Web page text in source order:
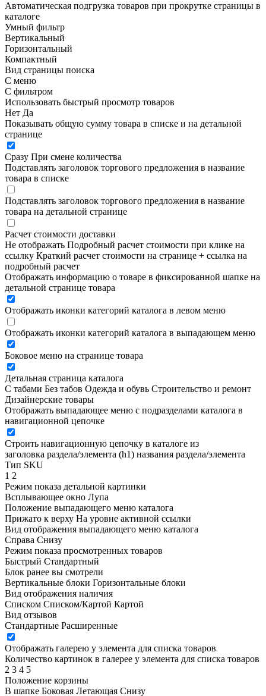
Автоматическая подгрузка товаров при прокрутке страницы в
каталоге
Умный фильтр
Вертикальный
Горизонтальный
Компактный
Вид страницы поиска
С меню
С фильтром
Использовать быстрый просмотр товаров
Нет Да
Показывать общую сумму товара в списке и на детальной
странице
Сразу При смене количества
Подставлять заголовок торгового предложения в название
товара в списке
Подставлять заголовок торгового предложения в название
товара на детальной странице
Расчет стоимости доставки
Не отображать Подробный расчет стоимости при клике на
ссылку Краткий расчет стоимости на странице + ссылка на
подробный расчет
Отображать информацию о товаре в фиксированной шапке на
детальной странице товара
Отображать иконки категорий каталога в левом меню
Отображать иконки категорий каталога в выпадающем меню
Боковое меню на странице товара
Детальная страница каталога
С табами Без табов Одежда и обувь Строительство и ремонт
Дизайнерские товары
Отображать выпадающее меню с подразделами каталога в
навигационной цепочке
Строить навигационную цепочку в каталоге из
заголовка раздела/элемента (h1) названия раздела/элемента
Тип SKU
1 2
Режим показа детальной картинки
Всплывающее окно Лупа
Положение выпадающего меню каталога
Прижато к верху На уровне активной ссылки
Вид отображения выпадающего меню каталога
Справа Снизу
Режим показа просмотренных товаров
Быстрый Стандартный
Блок ранее вы смотрели
Вертикальные блоки Горизонтальные блоки
Вид отображения наличия
Списком Списком/Картой Картой
Вид отзывов
Стандартные Расширенные
Отображать галерею у элемента для списка товаров
Количество картинок в галерее у элемента для списка товаров
2 3 4 5
Положение корзины
В шапке Боковая Летающая Снизу